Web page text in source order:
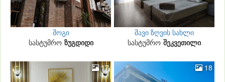
შოგი
სასტუმრო ზუგდიდი
შავი ზღვის სახლი
საქართველო
სასტუმრო შეკვეთილი
17 18